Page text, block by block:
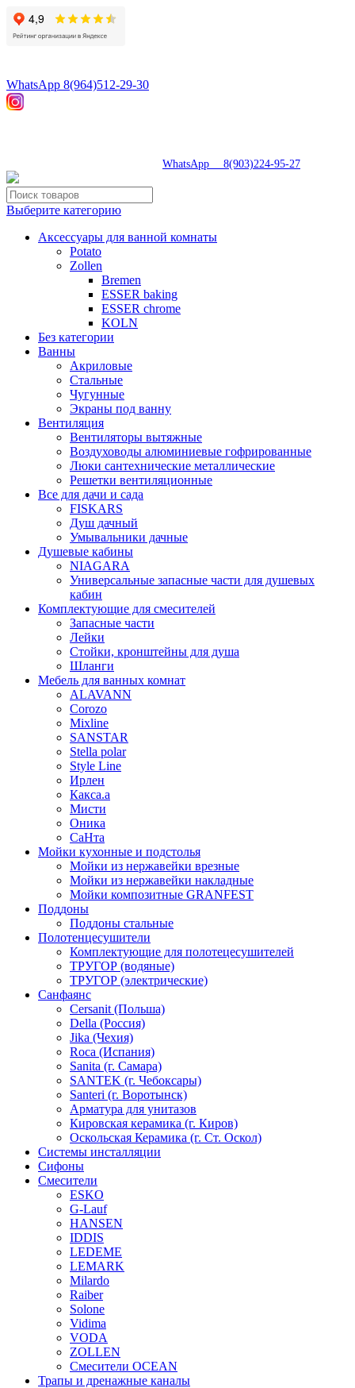
WhatsApp 8(964)512-29-30
WhatsApp 8(903)224-95-27
Выберите категорию
Аксессуары для ванной комнаты
Potato
Zollen
Bremen
ESSER baking
ESSER chrome
KOLN
Без категории
Ванны
Акриловые
Стальные
Чугунные
Экраны под ванну
Вентиляция
Вентиляторы вытяжные
Воздуховоды алюминиевые гофрированные
Люки сантехнические металлические
Решетки вентиляционные
Все для дачи и сада
FISKARS
Душ дачный
Умывальники дачные
Душевые кабины
NIAGARA
Универсальные запасные части для душевых
кабин
Комплектующие для смесителей
Запасные части
Лейки
Стойки, кронштейны для душа
Шланги
Мебель для ванных комнат
ALAVANN
Corozo
Mixline
SANSTAR
Stella polar
Style Line
Ирлен
Какса.а
Мисти
Оника
СаНта
Мойки кухонные и подстолья
Мойки из нержавейки врезные
Мойки из нержавейки накладные
Мойки композитные GRANFEST
Поддоны
Поддоны стальные
Полотенцесушители
Комплектующие для полотецесушителей
ТРУГОР (водяные)
ТРУГОР (электрические)
Санфаянс
Cersanit (Польша)
Della (Россия)
Jika (Чехия)
Roca (Испания)
Sanita (г. Самара)
SANTEK (г. Чебоксары)
Santeri (г. Воротынск)
Арматура для унитазов
Кировская керамика (г. Киров)
Оскольская Керамика (г. Ст. Оскол)
Системы инсталляции
Сифоны
Смесители
ESKO
G-Lauf
HANSEN
IDDIS
LEDEME
LEMARK
Milardo
Raiber
Solone
Vidima
VODA
ZOLLEN
Смесители OCEAN
Трапы и дренажные каналы